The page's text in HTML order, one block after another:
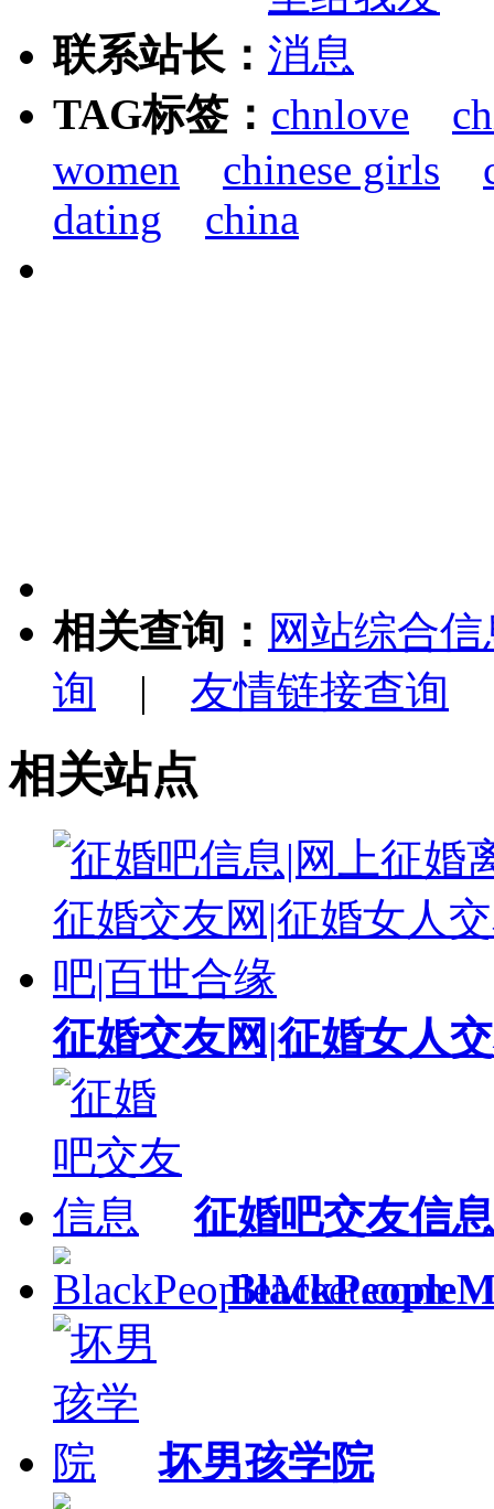
联系站长：
TAG标签： chnlove
women
chinese girls
dating
china
相关查询： 网站综合
询 | 友情链接查询
相关站点
征婚交友网|征婚女人
征婚吧交友信息
坏男孩学院